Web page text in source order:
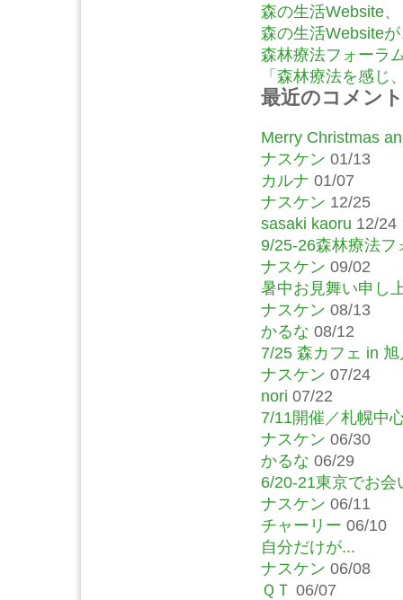
森の生活Website
森の生活Website
森林療法フォーラ
「森林療法を感じ
最近のコメント
Merry Christmas
ナスケン 01/13
カルナ 01/07
ナスケン 12/25
sasaki kaoru 12/24
9/25-26森林療法
ナスケン 09/02
暑中お見舞い申し
ナスケン 08/13
かるな 08/12
7/25 森カフェ in
ナスケン 07/24
nori 07/22
7/11開催／札幌中
ナスケン 06/30
かるな 06/29
6/20-21東京でお
ナスケン 06/11
チャーリー 06/10
自分だけが...
ナスケン 06/08
ＱＴ 06/07